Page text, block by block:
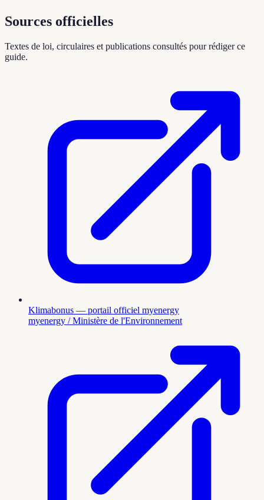
Sources officielles
Textes de loi, circulaires et publications consultés pour rédiger ce
guide.
Klimabonus — portail officiel myenergy
myenergy / Ministère de l'Environnement